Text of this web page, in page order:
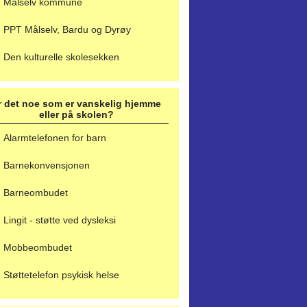
PPT Målselv, Bardu og Dyrøy
Den kulturelle skolesekken
det noe som er vanskelig hjemme
eller på skolen?
Alarmtelefonen for barn
Barnekonvensjonen
Barneombudet
Lingit - støtte ved dysleksi
Mobbeombudet
Støttetelefon psykisk helse